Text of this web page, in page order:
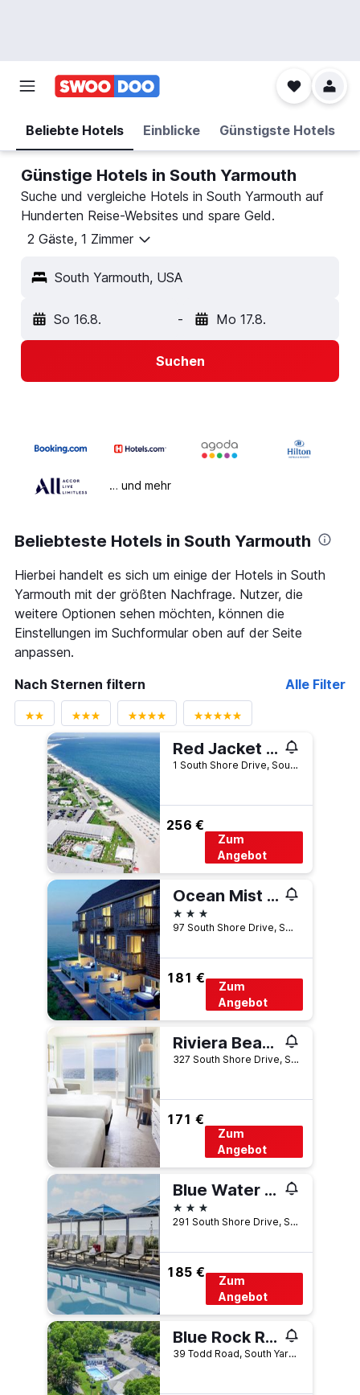
Beliebte Hotels Einblicke Günstigste Hotels
Günstige Hotels in South Yarmouth
Suche und vergleiche Hotels in South Yarmouth auf
Hunderten Reise-Websites und spare Geld.
2 Gäste, 1 Zimmer
South Yarmouth, USA
So 16.8. - Mo 17.8.
Suchen
… und mehr
Beliebteste Hotels in South Yarmouth
Hierbei handelt es sich um einige der Hotels in South
Yarmouth mit der größten Nachfrage. Nutzer, die
weitere Optionen sehen möchten, können die
Einstellungen im Suchformular oben auf der Seite
anpassen.
Nach Sternen filtern
Alle Filter
Red Jacket Beach Resort
1 South Shore Drive, South Yarmouth, MA, USA
256 €
Zum
Angebot
Ocean Mist Beach Hotel & Suites
3 Sterne
97 South Shore Drive, South Yarmouth, MA, USA
181 €
Zum
Angebot
Riviera Beach Resort
327 South Shore Drive, South Yarmouth, MA, USA
171 €
Zum
Angebot
Blue Water Resort
3 Sterne
291 South Shore Drive, South Yarmouth, MA, USA
185 €
Zum
Angebot
Blue Rock Resort
39 Todd Road, South Yarmouth, MA, USA